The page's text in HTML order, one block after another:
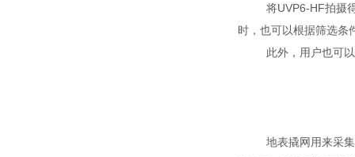
将UVP6-HF拍摄
时，也可以根据筛选条
此外，用户也可
地表撬网用来采